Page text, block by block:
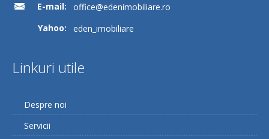
E-mail:
office@edenimobiliare.ro
Yahoo:
eden_imobiliare
Linkuri utile
Despre noi
Servicii